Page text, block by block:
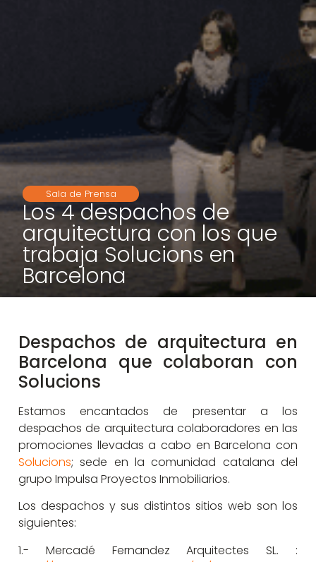
Sala de Prensa
Los 4 despachos de
arquitectura con los que
trabaja Solucions en
Barcelona
Despachos de arquitectura en
Barcelona que colaboran con
Solucions
Estamos encantados de presentar a los
despachos de arquitectura colaboradores en las
promociones llevadas a cabo en Barcelona con
Solucions; sede en la comunidad catalana del
grupo Impulsa Proyectos Inmobiliarios.
Los despachos y sus distintos sitios web son los
siguientes:
1.- Mercadé Fernandez Arquitectes SL. :